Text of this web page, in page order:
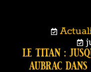
le titan :
aubrac